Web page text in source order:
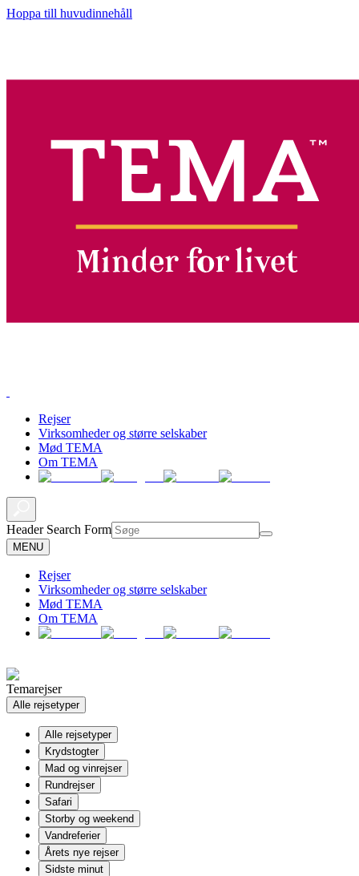
Hoppa till huvudinnehåll
Rejser
Virksomheder og større selskaber
Mød TEMA
Om TEMA
Header Search Form
MENU
Rejser
Virksomheder og større selskaber
Mød TEMA
Om TEMA
Temarejser
Alle rejsetyper
Alle rejsetyper
Krydstogter
Mad og vinrejser
Rundrejser
Safari
Storby og weekend
Vandreferier
Årets nye rejser
Sidste minut